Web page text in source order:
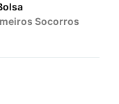
Socorros